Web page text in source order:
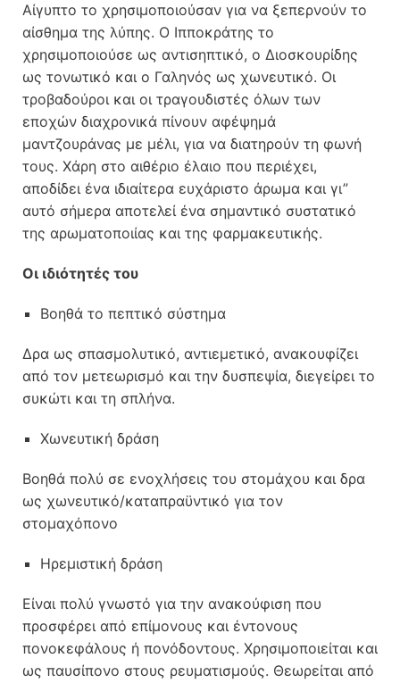
Αίγυπτο το χρησιμοποιούσαν για να ξεπερνούν το
αίσθημα της λύπης. Ο Ιπποκράτης το
χρησιμοποιούσε ως αντισηπτικό, ο Διοσκουρίδης
ως τονωτικό και ο Γαληνός ως χωνευτικό. Οι
τροβαδούροι και οι τραγουδιστές όλων των
εποχών διαχρονικά πίνουν αφέψημά
μαντζουράνας με μέλι, για να διατηρούν τη φωνή
τους. Χάρη στο αιθέριο έλαιο που περιέχει,
αποδίδει ένα ιδιαίτερα ευχάριστο άρωμα και γι”
αυτό σήμερα αποτελεί ένα σημαντικό συστατικό
της αρωματοποιίας και της φαρμακευτικής.
Οι ιδιότητές του
Βοηθά το πεπτικό σύστημα
Δρα ως σπασμολυτικό, αντιεμετικό, ανακουφίζει
από τον μετεωρισμό και την δυσπεψία, διεγείρει το
συκώτι και τη σπλήνα.
Χωνευτική δράση
Βοηθά πολύ σε ενοχλήσεις του στομάχου και δρα
ως χωνευτικό/καταπραϋντικό για τον
στομαχόπονο
Ηρεμιστική δράση
Είναι πολύ γνωστό για την ανακούφιση που
προσφέρει από επίμονους και έντονους
πονοκεφάλους ή πονόδοντους. Χρησιμοποιείται και
ως παυσίπονο στους ρευματισμούς. Θεωρείται από